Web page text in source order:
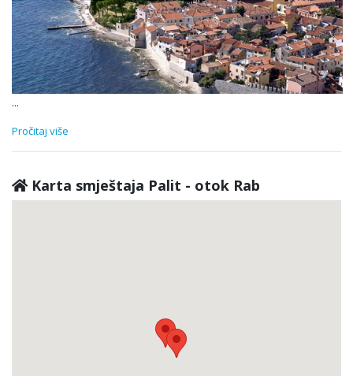
...
Pročitaj više
Karta smještaja Palit - otok Rab